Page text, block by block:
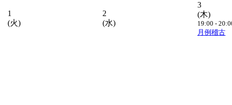
1
(火)
2
(水)
3
(木)
19:00 -
月例稽古